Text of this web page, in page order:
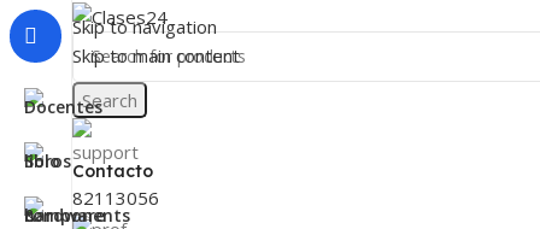
Skip to navigation
Skip to main content
Search
Contacto
82113056